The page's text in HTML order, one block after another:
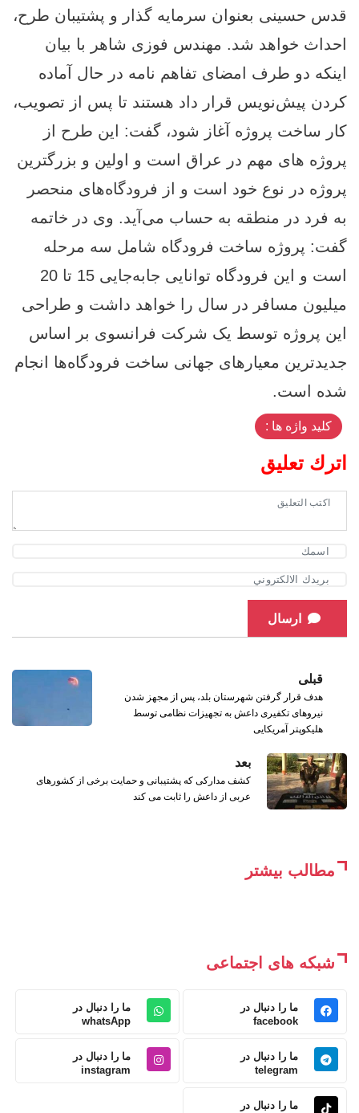
قدس حسینی بعنوان سرمایه گذار و پشتیبان طرح،
احداث خواهد شد. مهندس فوزی شاهر با بیان
اینکه دو طرف امضای تفاهم نامه در حال آماده
کردن پیش‌نویس قرار داد هستند تا پس از تصویب،
کار ساخت پروژه آغاز شود، گفت: این طرح از
پروژه های مهم در عراق است و اولین و بزرگترین
پروژه در نوع خود است و از فرودگاه‌های منحصر
به فرد در منطقه به حساب می‌آید. وی در خاتمه
گفت: پروژه ساخت فرودگاه شامل سه مرحله
است و این فرودگاه توانایی جابه‌جایی 15 تا 20
میلیون مسافر در سال را خواهد داشت و طراحی
این پروژه توسط یک شرکت فرانسوی بر اساس
جدیدترین معیارهای جهانی ساخت فرودگاه‌ها انجام
شده است.
کلید واژه ها :
اترك تعليق
ارسال
قبلی
هدف قرار گرفتن شهرستان بلد، پس از مجهز شدن
نیروهای تکفیری داعش به تجهیزات نظامی توسط
هلیکوپتر آمریکایی
بعد
كشف مدارکی که پشتیبانی و حمایت برخی از کشورهای
عربی از داعش را ثابت می کند
مطالب بیشتر
شبکه های اجتماعی
ما را دنبال در
facebook
ما را دنبال در
whatsApp
ما را دنبال در
telegram
ما را دنبال در
instagram
ما را دنبال در